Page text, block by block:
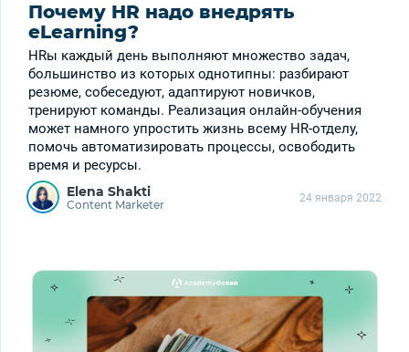
Почему HR надо внедрять
eLearning?
HRы каждый день выполняют множество задач,
большинство из которых однотипны: разбирают
резюме, собеседуют, адаптируют новичков,
тренируют команды. Реализация онлайн-обучения
может намного упростить жизнь всему HR-отделу,
помочь автоматизировать процессы, освободить
время и ресурсы.
Elena Shakti
Content Marketer 24 января 2022